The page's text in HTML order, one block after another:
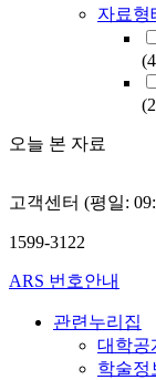
자료형
오늘 본 자료
고객센터 (평일:
1599-3122
ARS 번호안내
관련누리집
대학공
학술정